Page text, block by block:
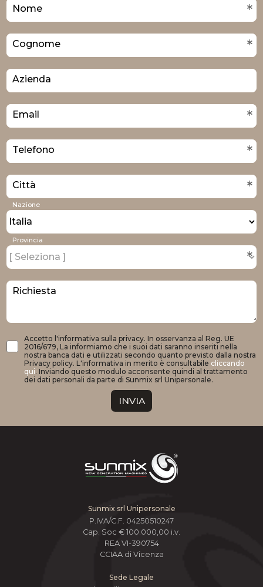
Nome *
Cognome *
Azienda
Email *
Telefono *
Città *
Nazione
Provincia
*
Richiesta
Accetto l'informativa sulla privacy. In osservanza al Reg. UE
2016/679, La informiamo che i suoi dati saranno inseriti nella
nostra banca dati e utilizzati secondo quanto previsto dalla nostra
Privacy policy. L'informativa in merito è consultabile cliccando
qui. Inviando questo modulo acconsente quindi al trattamento
dei dati personali da parte di Sunmix srl Unipersonale.
INVIA
Sunmix srl Unipersonale
P.IVA/C.F. 04250510247
Cap. Soc € 100.000,00 i.v.
REA VI-390754
CCIAA di Vicenza
Sede Legale